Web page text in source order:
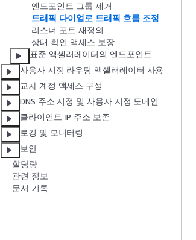
엔드포인트 그룹 제거
트래픽 다이얼로 트래픽 흐름 조정
리스너 포트 재정의
상태 확인 액세스 보장
표준 액셀러레이터의 엔드포인트
사용자 지정 라우팅 액셀러레이터 사용
교차 계정 액세스 구성
DNS 주소 지정 및 사용자 지정 도메인
클라이언트 IP 주소 보존
로깅 및 모니터링
보안
할당량
관련 정보
문서 기록